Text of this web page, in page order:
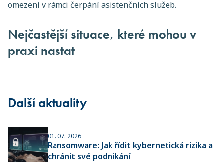
omezení v rámci čerpání asistenčních služeb.
Nejčastější situace, které mohou v
praxi nastat
Další aktuality
01. 07. 2026
Ransomware: Jak řídit kybernetická rizika a
chránit své podnikání